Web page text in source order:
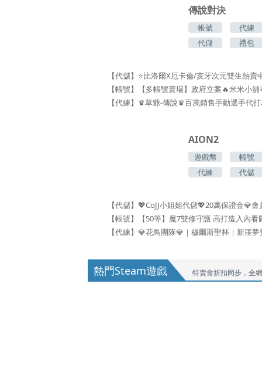
金幣帳
傳說對決
帳號
代練
代儲
禮包
AION2
遊戲幣
帳號
代練
代儲
熱門Steam遊戲 特賣會折扣同步，全